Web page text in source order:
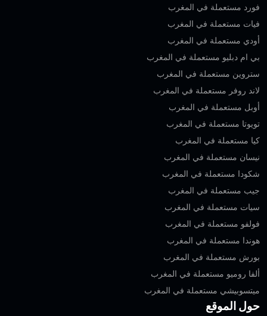
فورد مستعملة في المغرب
فيات مستعملة في المغرب
أودي مستعملة في المغرب
بي ام دبليو مستعملة في المغرب
ستروين مستعملة في المغرب
لاند روفر مستعملة في المغرب
أوبل مستعملة في المغرب
تويوتا مستعملة في المغرب
كيا مستعملة في المغرب
نيسان مستعملة في المغرب
شكودا مستعملة في المغرب
جيب مستعملة في المغرب
سيات مستعملة في المغرب
فولفو مستعملة في المغرب
هوندا مستعملة في المغرب
بورش مستعملة في المغرب
ألفا روميو مستعملة في المغرب
ميتسوبيشي مستعملة في المغرب
حول الموقع